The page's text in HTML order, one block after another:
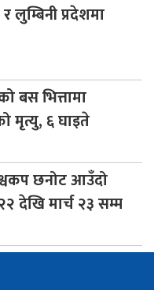
लुम्बिनी प्रदेशमा
बस भित्तामा
मृत्यु, ६ घाइते
छनोट आउँदो
देखि मार्च २३ सम्म